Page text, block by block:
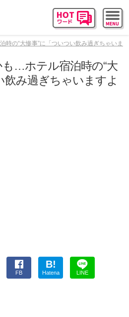
時の“大惨事”に「ついつい飲み過ぎちゃいま
…ホテル宿泊時の“大
飲み過ぎちゃいますよ
FB
B!
Hatena LINE